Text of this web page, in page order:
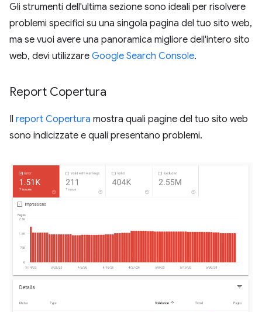
Gli strumenti dell'ultima sezione sono ideali per risolvere
problemi specifici su una singola pagina del tuo sito web,
ma se vuoi avere una panoramica migliore dell'intero sito
web, devi utilizzare Google Search Console.
Report Copertura
Il report Copertura mostra quali pagine del tuo sito web
sono indicizzate e quali presentano problemi.